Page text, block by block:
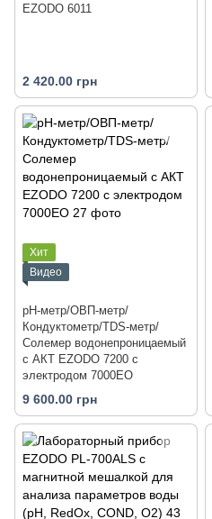
EZODO 6011
2 420.00 грн
Хит
Видео
рН-метр/ОВП-метр/
Кондуктометр/TDS-метр/
Солемер водонепроницаемый
с АКТ EZODO 7200 с
электродом 7000EO
9 600.00 грн